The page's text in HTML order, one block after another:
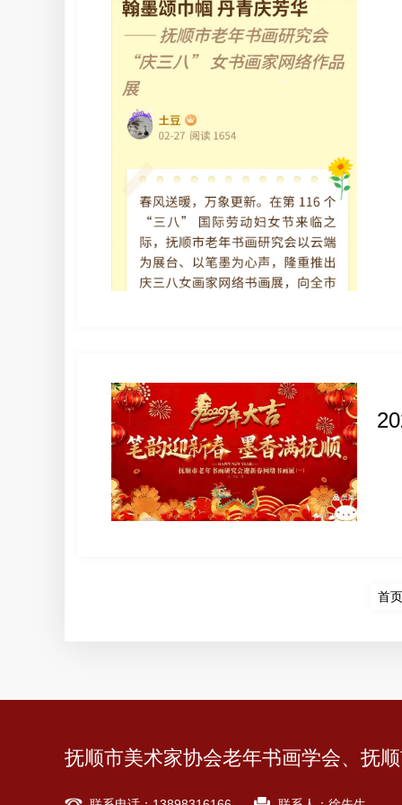
首页
抚顺市美术家协会老年书画学会、抚